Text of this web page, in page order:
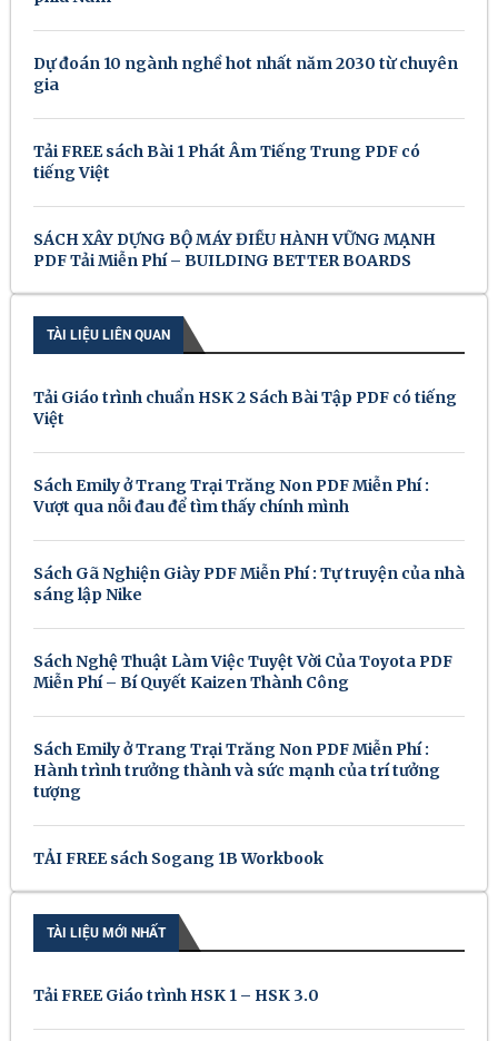
Dự đoán 10 ngành nghề hot nhất năm 2030 từ chuyên
gia
Tải FREE sách Bài 1 Phát Âm Tiếng Trung PDF có
tiếng Việt
SÁCH XÂY DỰNG BỘ MÁY ĐIỀU HÀNH VỮNG MẠNH
PDF Tải Miễn Phí – BUILDING BETTER BOARDS
TÀI LIỆU LIÊN QUAN
Tải Giáo trình chuẩn HSK 2 Sách Bài Tập PDF có tiếng
Việt
Sách Emily ở Trang Trại Trăng Non PDF Miễn Phí :
Vượt qua nỗi đau để tìm thấy chính mình
Sách Gã Nghiện Giày PDF Miễn Phí : Tự truyện của nhà
sáng lập Nike
Sách Nghệ Thuật Làm Việc Tuyệt Vời Của Toyota PDF
Miễn Phí – Bí Quyết Kaizen Thành Công
Sách Emily ở Trang Trại Trăng Non PDF Miễn Phí :
Hành trình trưởng thành và sức mạnh của trí tưởng
tượng
TẢI FREE sách Sogang 1B Workbook
TÀI LIỆU MỚI NHẤT
Tải FREE Giáo trình HSK 1 – HSK 3.0